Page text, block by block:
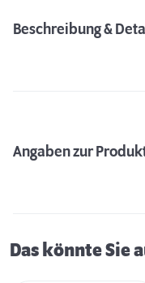
Beschreibung &
Angaben zur
Das könnte Sie